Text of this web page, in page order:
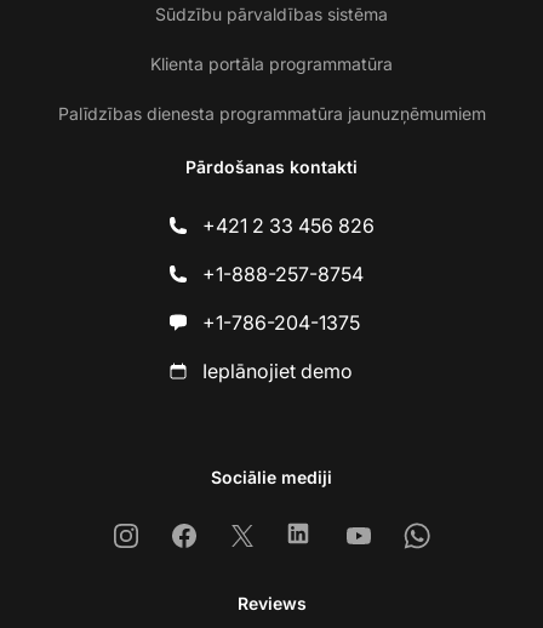
Sūdzību pārvaldības sistēma
Klienta portāla programmatūra
Palīdzības dienesta programmatūra jaunuzņēmumiem
Pārdošanas kontakti
+421 2 33 456 826
+1-888-257-8754
+1-786-204-1375
Ieplānojiet demo
Sociālie mediji
InstagramFacebook
X LinkedinYoutubeWhatsapp
Reviews